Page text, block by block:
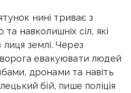
нині триває з
навколишніх сіл, які
землі. Через
ворога евакуювати людей
дронами та навіть
бій, пише поліція